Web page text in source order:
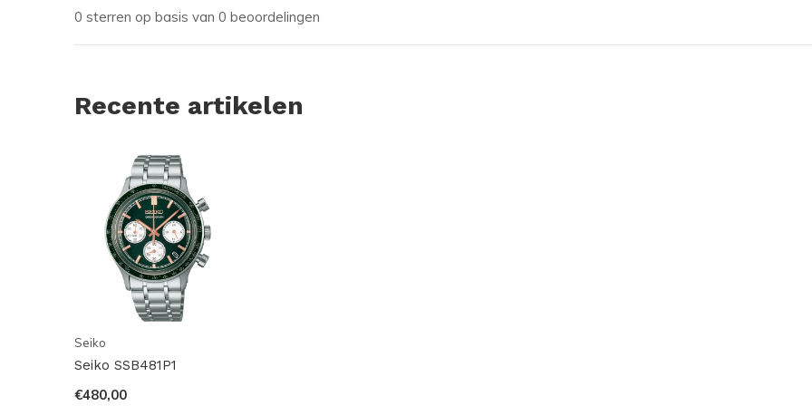
0 sterren op basis van 0 beoordelingen
Recente artikelen
Seiko
Seiko SSB481P1
€480,00